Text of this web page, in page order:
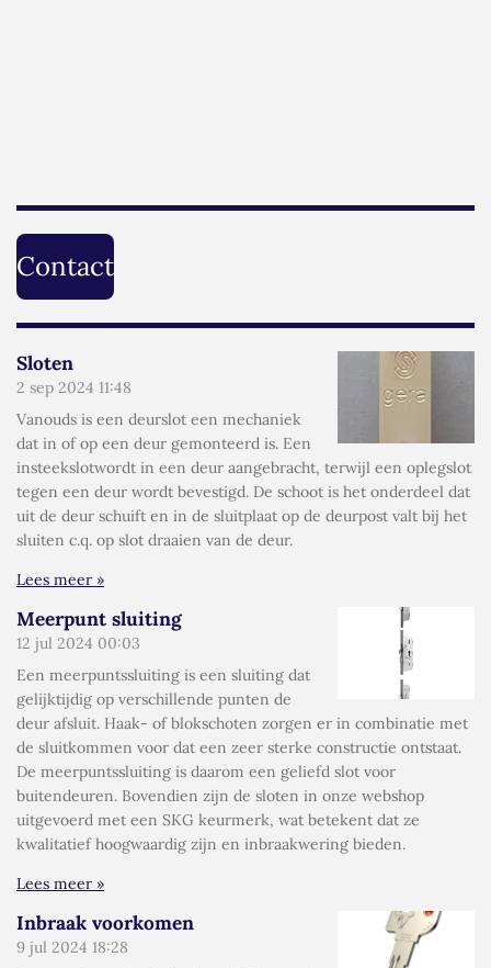
Contact
Sloten
2 sep 2024 11:48
Vanouds is een deurslot een mechaniek
dat in of op een deur gemonteerd is. Een
insteekslotwordt in een deur aangebracht, terwijl een oplegslot
tegen een deur wordt bevestigd. De schoot is het onderdeel dat
uit de deur schuift en in de sluitplaat op de deurpost valt bij het
sluiten c.q. op slot draaien van de deur.
Lees meer »
Meerpunt sluiting
12 jul 2024 00:03
Een meerpuntssluiting is een sluiting dat
gelijktijdig op verschillende punten de
deur afsluit. Haak- of blokschoten zorgen er in combinatie met
de sluitkommen voor dat een zeer sterke constructie ontstaat.
De meerpuntssluiting is daarom een geliefd slot voor
buitendeuren. Bovendien zijn de sloten in onze webshop
uitgevoerd met een SKG keurmerk, wat betekent dat ze
kwalitatief hoogwaardig zijn en inbraakwering bieden.
Lees meer »
Inbraak voorkomen
9 jul 2024 18:28